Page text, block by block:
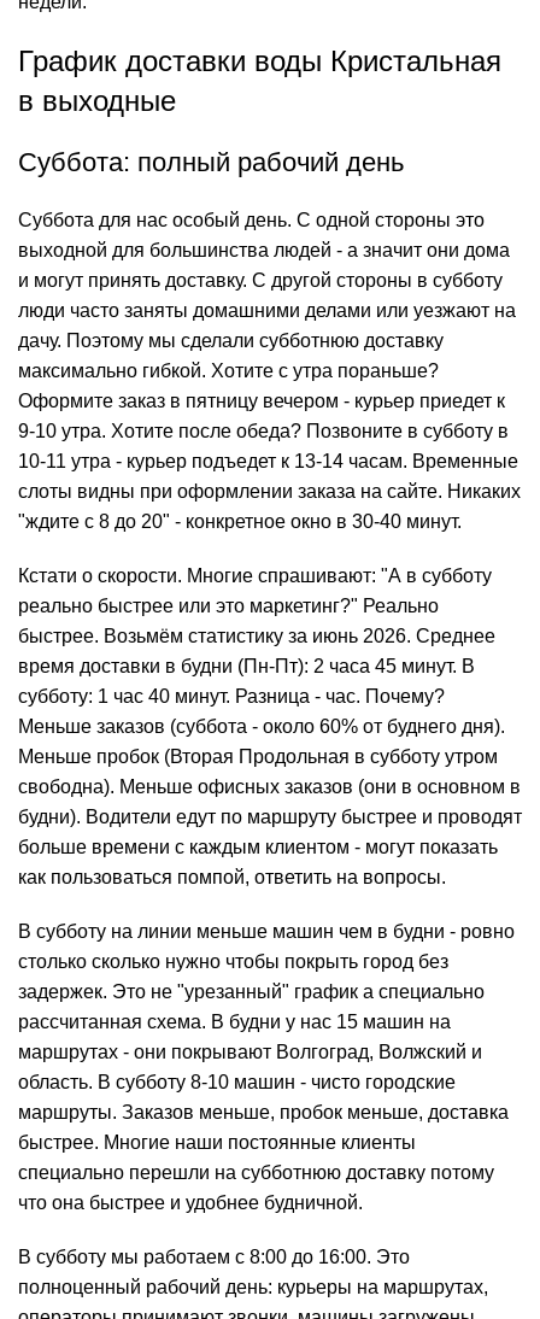
График доставки воды Кристальная
в выходные
Суббота: полный рабочий день
Суббота для нас особый день. С одной стороны это
выходной для большинства людей - а значит они дома
и могут принять доставку. С другой стороны в субботу
люди часто заняты домашними делами или уезжают на
дачу. Поэтому мы сделали субботнюю доставку
максимально гибкой. Хотите с утра пораньше?
Оформите заказ в пятницу вечером - курьер приедет к
9-10 утра. Хотите после обеда? Позвоните в субботу в
10-11 утра - курьер подъедет к 13-14 часам. Временные
слоты видны при оформлении заказа на сайте. Никаких
"ждите с 8 до 20" - конкретное окно в 30-40 минут.
Кстати о скорости. Многие спрашивают: "А в субботу
реально быстрее или это маркетинг?" Реально
быстрее. Возьмём статистику за июнь 2026. Среднее
время доставки в будни (Пн-Пт): 2 часа 45 минут. В
субботу: 1 час 40 минут. Разница - час. Почему?
Меньше заказов (суббота - около 60% от буднего дня).
Меньше пробок (Вторая Продольная в субботу утром
свободна). Меньше офисных заказов (они в основном в
будни). Водители едут по маршруту быстрее и проводят
больше времени с каждым клиентом - могут показать
как пользоваться помпой, ответить на вопросы.
В субботу на линии меньше машин чем в будни - ровно
столько сколько нужно чтобы покрыть город без
задержек. Это не "урезанный" график а специально
рассчитанная схема. В будни у нас 15 машин на
маршрутах - они покрывают Волгоград, Волжский и
область. В субботу 8-10 машин - чисто городские
маршруты. Заказов меньше, пробок меньше, доставка
быстрее. Многие наши постоянные клиенты
специально перешли на субботнюю доставку потому
что она быстрее и удобнее будничной.
В субботу мы работаем с 8:00 до 16:00. Это
полноценный рабочий день: курьеры на маршрутах,